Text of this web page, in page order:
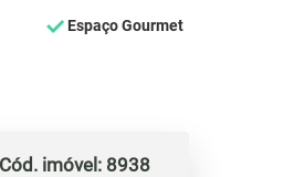
Espaço Gourmet
Cód. imóvel: 8938